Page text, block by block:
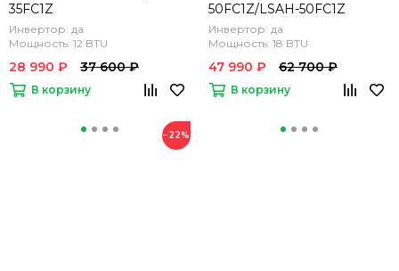
35FC1Z
Инвертор: да
Мощность: 12 BTU
28 990 ₽ 37 600 ₽
В корзину
50FC1Z/LSAH-50FC1Z
Инвертор: да
Мощность: 18 BTU
47 990 ₽ 62 700 ₽
В корзину
−22%